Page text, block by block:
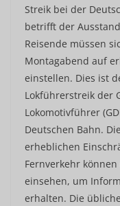
Streik bei der
betrifft der
Reisende müssen
Montagabend auf
einstellen. Dies ist
Lokführerstreik der
Lokomotivführer
Deutschen Bahn.
erheblichen
Fernverkehr
einsehen, um
erhalten. Die